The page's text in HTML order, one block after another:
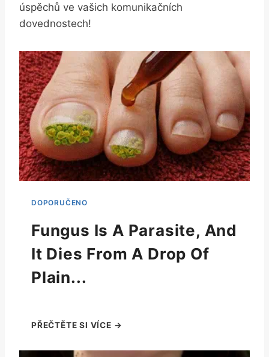
úspěchů ve vašich komunikačních
dovednostech!
Fungus Is A Parasite, And
It Dies From A Drop Of
Plain...